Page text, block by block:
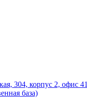
304, корпус 2, офис 41
база)